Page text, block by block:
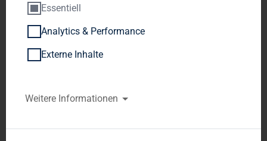
KENNZAHLEN NACH
Essentiell
Analytics & Performance
Externe Inhalte
Weitere Informationen